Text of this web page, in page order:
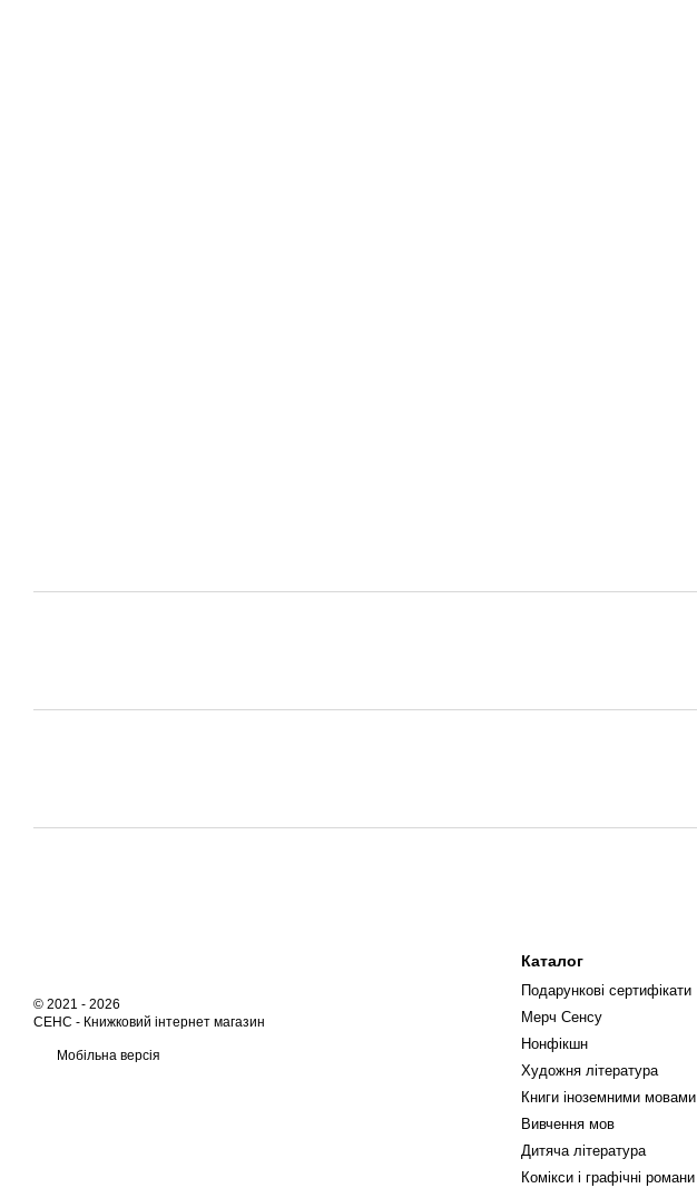
© 2021 - 2026
СЕНС - Книжковий інтернет магазин
Мобільна версія
Каталог
Подарункові сертифікати
Мерч Сенсу
Нонфікшн
Художня література
Книги іноземними мовами
Вивчення мов
Дитяча література
Комікси і графічні романи